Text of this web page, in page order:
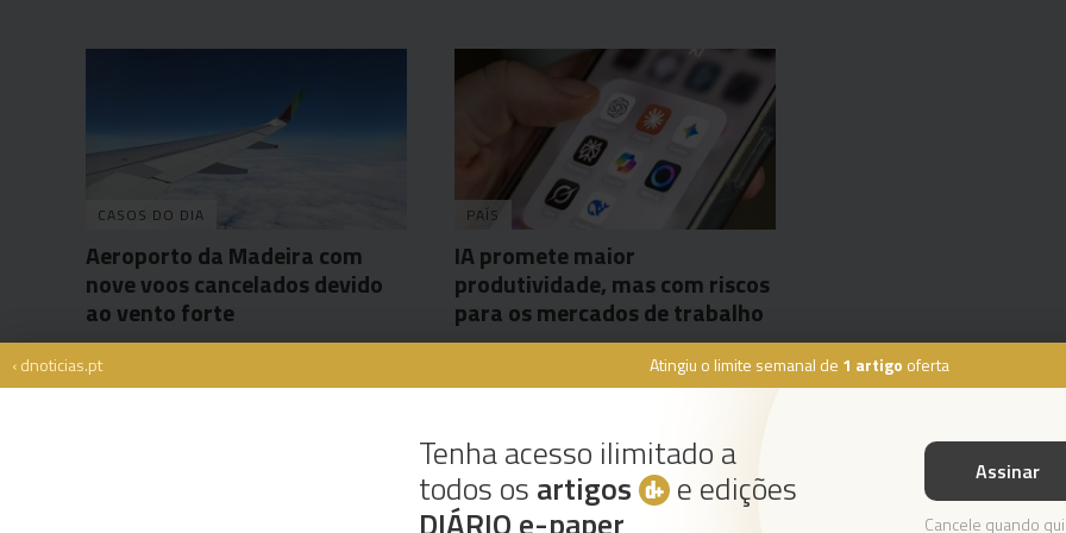
Atingiu o limite semanal de 1 artigo oferta
Tenha acesso ilimitado a
todos os artigos e edições Assinar
Cancele quando
‹ dnoticias.pt
CASOS DO DIA
Aeroporto da Madeira com
nove voos cancelados devido
ao vento forte
Victor Hugo
PAÍS
IA promete maior
produtividade, mas com riscos
para os mercados de trabalho
Rua Dr. Fernão de Ornelas, 56 - 3º
Instale a nossa App